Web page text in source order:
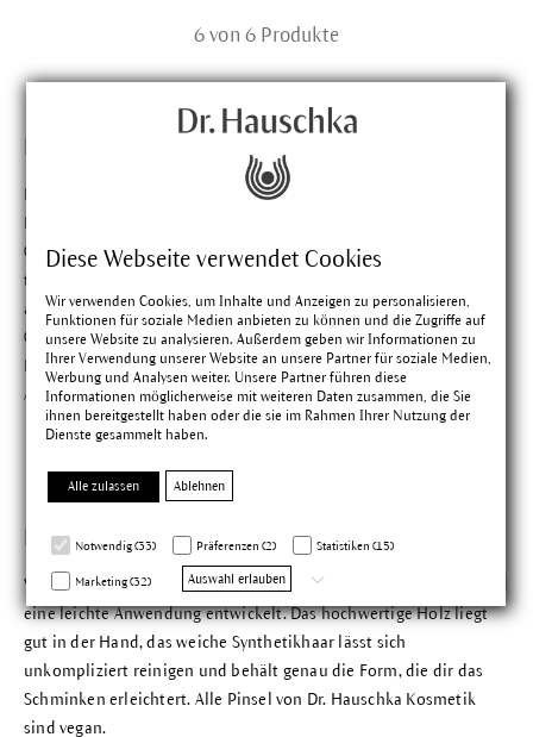
Diese Webseite verwendet Cookies
Wir verwenden Cookies, um Inhalte und Anzeigen zu personalisieren,
Funktionen für soziale Medien anbieten zu können und die Zugriffe auf
unsere Website zu analysieren. Außerdem geben wir Informationen zu
Ihrer Verwendung unserer Website an unsere Partner für soziale Medien,
Werbung und Analysen weiter. Unsere Partner führen diese
Informationen möglicherweise mit weiteren Daten zusammen, die Sie
ihnen bereitgestellt haben oder die sie im Rahmen Ihrer Nutzung der
Dienste gesammelt haben.
Alle zulassen Ablehnen
Notwendig (33) Präferenzen (2) Statistiken (15)
Marketing (32) Auswahl erlauben
6 von 6 Produkte
Für jeden Handgriff der richtige Schminkpinsel.
Die Form eines Make-up Pinsels verrät viel über sein
Einsatzgebiet. Zu unserer Kollektion gehören ein Puderpinsel
(PowderBrush) mit großem abgeschrägten Pinselkopf, ein
tulpenförmiger Rougepinsel (Blusher
arbeitender Lippenpinsel (Lip Brush ), einFoundation-Pinsel
(
Foundation Brush) mit schräger Kante, ein klassischer
Lidschattenpinsel (Eyeshadow Blender Brush) und ein
Augenpinsel (Eye Definer Brush) mit extra kurzem Pinselkopf.
Mit diesen Pinseln gelingt jedes Make-up.
Wir haben unsere Make-up Pinsel für einen perfekten Auftrag und
eine leichte Anwendung entwickelt. Das hochwertige Holz liegt
gut in der Hand, das weiche Synthetikhaar lässt sich
unkompliziert reinigen und behält genau die Form, die dir das
Schminken erleichtert. Alle Pinsel von Dr. Hauschka Kosmetik
sind vegan.